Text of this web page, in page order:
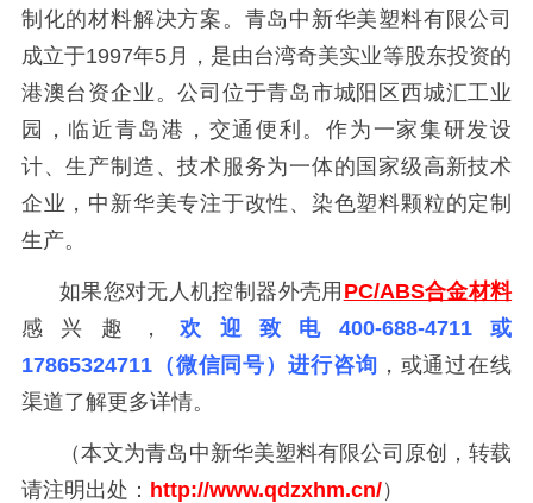
制化的材料解决方案。青岛中新华美塑料有限公司
成立于1997年5月，是由台湾奇美实业等股东投资的
港澳台资企业。公司位于青岛市城阳区西城汇工业
园，临近青岛港，交通便利。作为一家集研发设
计、生产制造、技术服务为一体的国家级高新技术
企业，中新华美专注于改性、染色塑料颗粒的定制
生产。
如果您对无人机控制器外壳用 PC/ABS合金材料
感兴趣，欢迎致电400-688-4711或
17865324711（微信同号）进行咨询 ，或通过在线
渠道了解更多详情。
（本文为青岛中新华美塑料有限公司原创，转载
请注明出处： http://www.qdzxhm.cn/）